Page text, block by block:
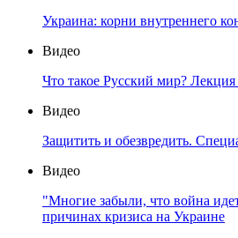
Украина: корни внутреннего
Видео
Что такое Русский мир? Лекция
Видео
Защитить и обезвредить.
Видео
"Многие забыли, что война
причинах кризиса на Украине